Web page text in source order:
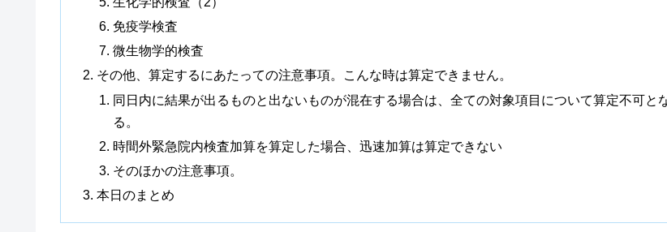
免疫学検査
微生物学的検査
その他、算定するにあたっての注意事項。こんな時は算定できません。
同日内に結果が出るものと出ないものが混在する場合は、全ての対象項目について算定不可と
る。
時間外緊急院内検査加算を算定した場合、迅速加算は算定できない
そのほかの注意事項。
本日のまとめ